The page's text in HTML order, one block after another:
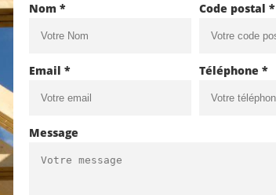
Nom * Code postal *
Email * Téléphone *
Message